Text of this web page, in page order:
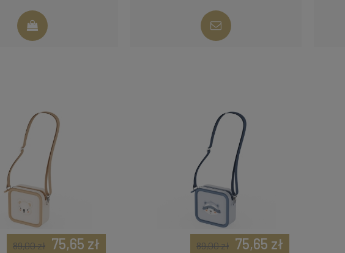
75,65 zł
89,00 zł 75,65 zł
89,00 zł